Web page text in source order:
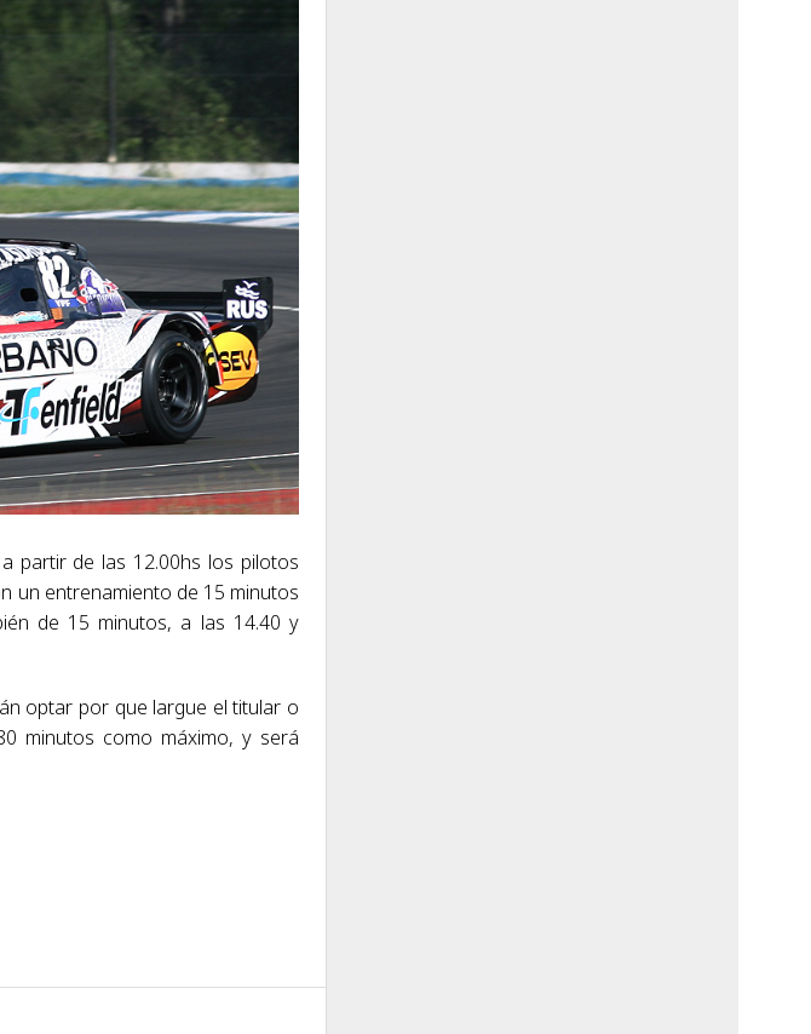
partir de las 12.00hs los pilotos
un entrenamiento de 15 minutos
de 15 minutos, a las 14.40 y
optar por que largue el titular o
minutos como máximo, y será